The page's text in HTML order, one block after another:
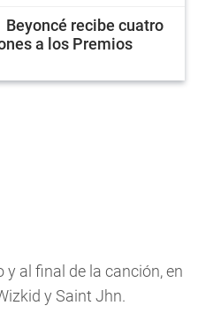
Beyoncé recibe cuatro
a los Premios
al final de la canción, en
y Saint Jhn.